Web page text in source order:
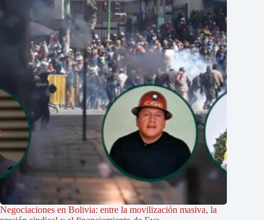
Negociaciones en Bolivia: entre la movilización masiva, la